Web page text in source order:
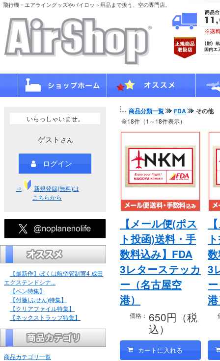
飛行機・エアライングッズやパイロット用品まで扱う、空の専門店。
いらっしゃいませ。
ゲスト さん
ログイン
⇒
新規登録(無料)は
こちらから
【最新作】ぼくは航空管制官4 成田
エクステンドシナ...
【ペン特集】
【付箋(ふせん)特集】
【クリアファイル特集】
【ネックストラップ特集】
商品カテゴリ一覧
商品分類一覧 FDA その他
全18件（1～18件表示）
【メール便(ポス
ト投函)送料・手
数料込み】FDA
3レターステッカ
ー（名古屋空
港）
価格： 650円（税
込）
3